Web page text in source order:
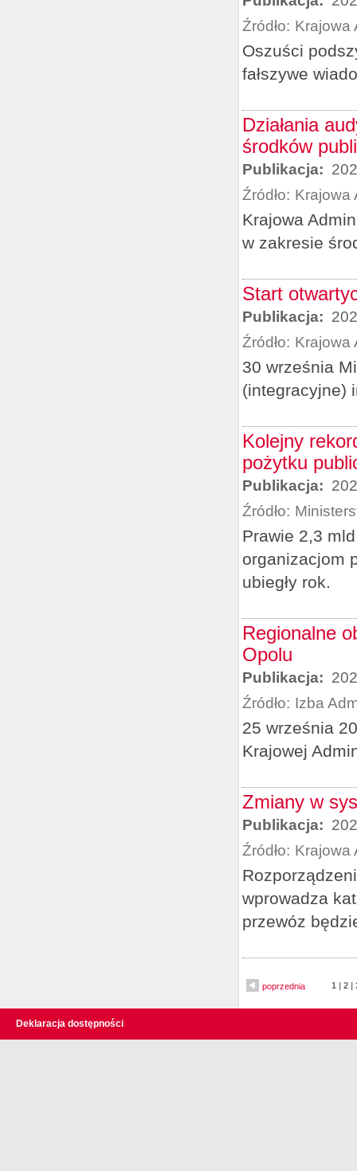
Źródło: Krajowa
Oszuści
fałszywe
Działania
środków
Publikacja:
Źródło: Krajowa
Krajowa
w zakresie
Start
Publikacja:
Źródło: Krajowa
30 września
(integracyjne)
Kolejny
pożytku
Publikacja:
Źródło:
Prawie 2,3
organizacjom
ubiegły rok.
Regionalne
Opolu
Publikacja:
Źródło: Izba
25 września
Krajowej
Zmiany w
Publikacja:
Źródło: Krajowa
wprowadza
przewóz
poprzednia 1 |2 |
Deklaracja dostępności